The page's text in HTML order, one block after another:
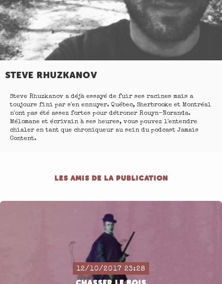
STEVE RHUZKANOV
Steve Rhuzkanov a déjà essayé de fuir ses racines mais a
toujours fini par s'en ennuyer. Québec, Sherbrooke et Montréal
n'ont pas été assez fortes pour détroner Rouyn-Noranda.
Mélomane et écrivain à ses heures, vous pouvez l'entendre
chialer en tant que chroniqueur au sein du podcast Jamais
Content.
LES AMIS DE LA PUBLICATION
12/10/2017 23:28